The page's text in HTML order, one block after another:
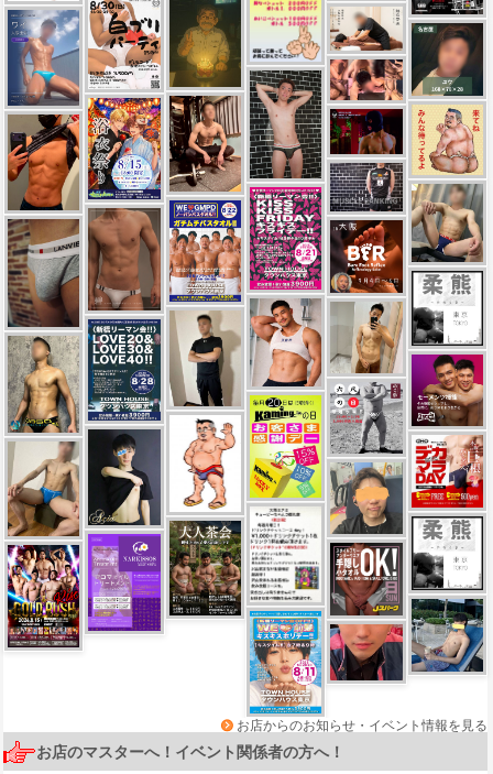
お店からのお知らせ・イベント情報を見る
お店のマスターへ！イベント関係者の方へ！